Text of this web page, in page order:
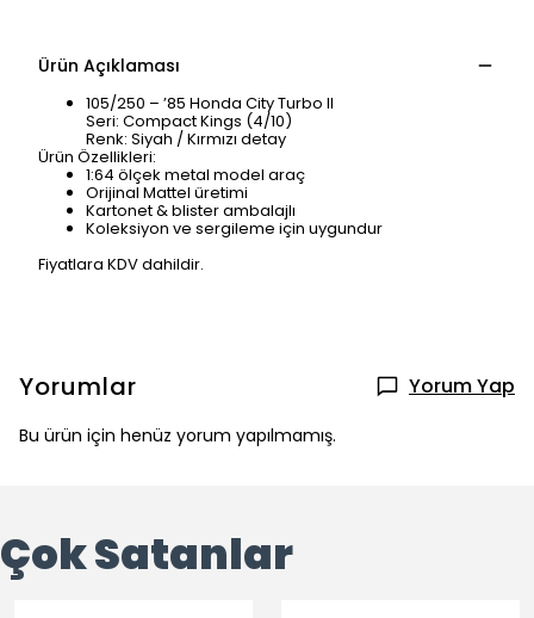
Ürün Açıklaması
105/250 – ’85 Honda City Turbo II
Seri: Compact Kings (4/10)
Renk: Siyah / Kırmızı detay
Ürün Özellikleri:
1:64 ölçek metal model araç
Orijinal Mattel üretimi
Kartonet & blister ambalajlı
Koleksiyon ve sergileme için uygundur
Fiyatlara KDV dahildir.
Yorumlar Yorum Yap
Bu ürün için henüz yorum yapılmamış.
Çok Satanlar